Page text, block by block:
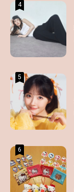
4
5
6
4
5
6
4
5
6